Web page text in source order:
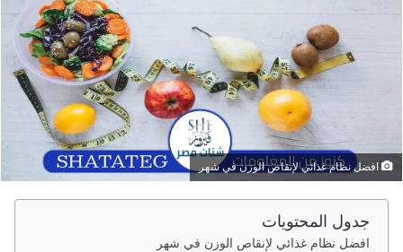
ب
ر
ي
د
ا
ل
ك
ت
ر
و
افضل نظام غذائي لإنقاص الوزن في شهر
جدول المحتويات
افضل نظام غذائي لإنقاص الوزن في شهر